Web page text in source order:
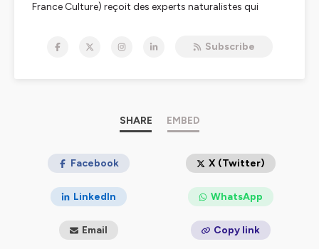
France Culture) reçoit des experts naturalistes qui
📖Si ce podcast t'a intéressé.e, d'autres pépites
des noms des espèces
(Ulmer 2024).
📖Marc est aussi l'auteur d'
En finir avec les idées
fausses sur le monde Vivant
(Éditions de l'atelier
_______
Subscribe
SHARE EMBED
Facebook X (Twitter)
LinkedIn WhatsApp
Email Copy link